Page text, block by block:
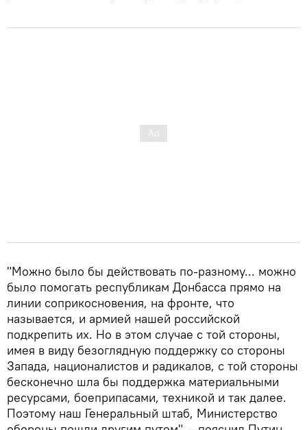
"Можно было бы действовать по-разному... можно
было помогать республикам Донбасса прямо на
линии соприкосновения, на фронте, что
называется, и армией нашей российской
подкрепить их. Но в этом случае с той стороны,
имея в виду безоглядную поддержку со стороны
Запада, националистов и радикалов, с той стороны
бесконечно шла бы поддержка материальными
ресурсами, боеприпасами, техникой и так далее.
Поэтому наш Генеральный штаб, Министерство